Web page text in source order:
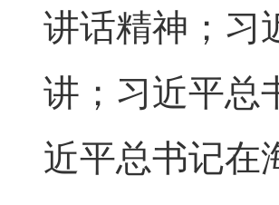
讲话精神；习
讲；习近平总
近平总书记在